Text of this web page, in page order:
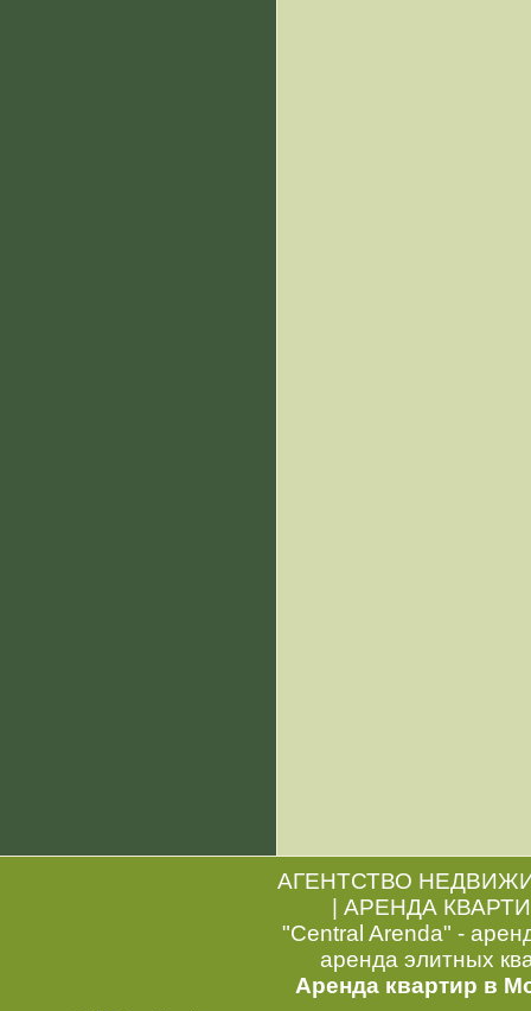
АГЕНТСТВО
|АРЕНДА
"Central Arenda" -
аренда элитных
Аренда квартир в